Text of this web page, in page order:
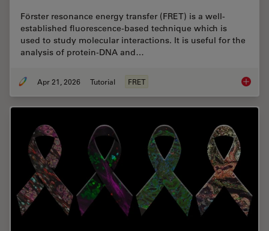
Förster resonance energy transfer (FRET) is a well-
established fluorescence-based technique which is
used to study molecular interactions. It is useful for the
analysis of protein-DNA and…
Apr 21, 2026 Tutorial FRET What is